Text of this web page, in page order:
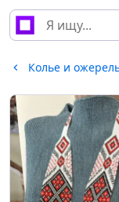
Колье и